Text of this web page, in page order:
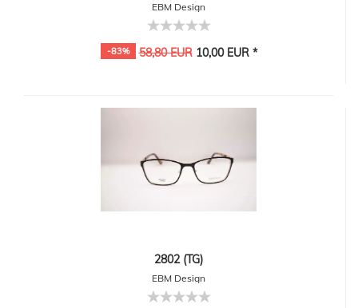
EBM Design
-83% 58,80 EUR10,00 EUR *
2802 (TG)
EBM Design